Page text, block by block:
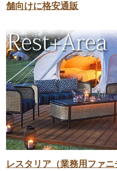
舗向けに格安通販
レスタリア（業務用ファ